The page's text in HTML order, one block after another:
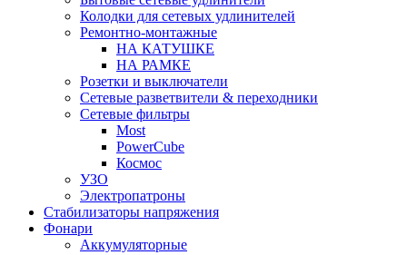
Колодки для сетевых удлинителей
Ремонтно-монтажные
НА КАТУШКЕ
НА РАМКЕ
Розетки и выключатели
Сетевые разветвители & переходники
Сетевые фильтры
Most
PowerCube
Космос
УЗО
Электропатроны
Стабилизаторы напряжения
Фонари
Аккумуляторные